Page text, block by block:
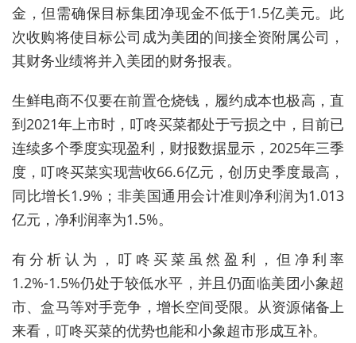
金，但需确保目标集团净现金不低于1.5亿美元。此
次收购将使目标公司成为美团的间接全资附属公司，
其财务业绩将并入美团的财务报表。
生鲜电商不仅要在前置仓烧钱，履约成本也极高，直
到2021年上市时，叮咚买菜都处于亏损之中，目前已
连续多个季度实现盈利，财报数据显示，2025年三季
度，叮咚买菜实现营收66.6亿元，创历史季度最高，
同比增长1.9%； 非美国通用会计准则净利润为1.013
亿元，净利润率为1.5%。
有分析认为，叮咚买菜虽然盈利，但净利率
1.2%-1.5%仍处于较低水平，并且仍面临美团小象超
市、盒马等对手竞争，增长空间受限。从资源储备上
来看，叮咚买菜的优势也能和小象超市形成互补。